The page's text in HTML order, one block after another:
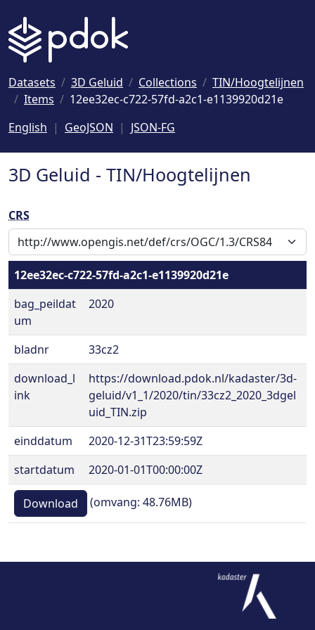
Datasets 3D Geluid Collections
TIN/Hoogtelijnen
Items
12ee32ec-c722-57fd-a2c1-e1139920d21e
English
GeoJSON JSON-FG
3D Geluid - TIN/Hoogtelijnen
CRS
12ee32ec-c722-57fd-a2c1-e1139920d21e
bag_peildat
um
2020
bladnr
33cz2
download_l
ink
https://download.pdok.nl/kadaster/3d-
geluid/v1_1/2020/tin/33cz2_2020_3dgel
uid_TIN.zip
einddatum
2020-12-31T23:59:59Z
startdatum
2020-01-01T00:00:00Z
Download (omvang: 48.76MB)